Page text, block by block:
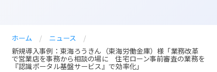
ホーム / ニュース
/
新規導入事例：東海ろうきん（東海労働金庫）様「業務改革
で営業店を事務から相談の場に 住宅ローン事前審査の業務を
『認識ポータル基盤サービス』で効率化」